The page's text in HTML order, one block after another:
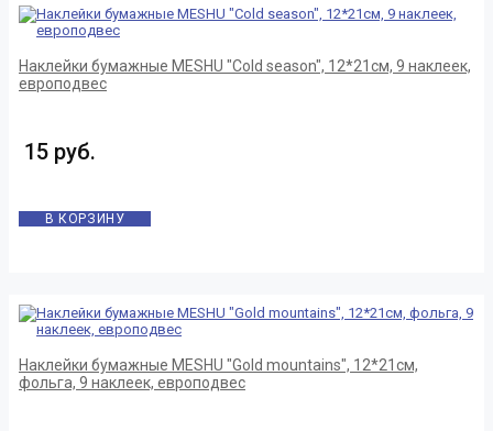
Наклейки бумажные MESHU "Cold season", 12*21см, 9 наклеек,
европодвес
15 руб.
В КОРЗИНУ
Наклейки бумажные MESHU "Gold mountains", 12*21см,
фольга, 9 наклеек, европодвес